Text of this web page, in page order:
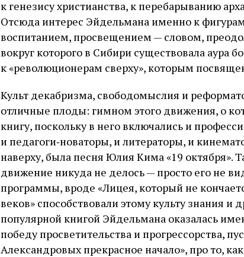
к генезису христианства, к перебарыванию
Отсюда интерес Эйдельмана именно к
воспитанием, просвещением — словом,
вокруг которого в Сибири существовала аура
к «революционерам сверху», которым
Культ декабризма, свободомыслия и
отличные плоды: гимном этого движения, о
книгу, поскольку в него включались и
и педагоги‑новаторы, и литераторы, и
наверху, была песня Юлия Кима «19 октября».
движение никуда не делось — просто его не
программы, вроде «Лицея, который не
веков» способствовали этому культу знания
популярной книгой Эйдельмана оказалась
победу просветительства и прогрессорства,
Александровых прекрасное начало», про то,